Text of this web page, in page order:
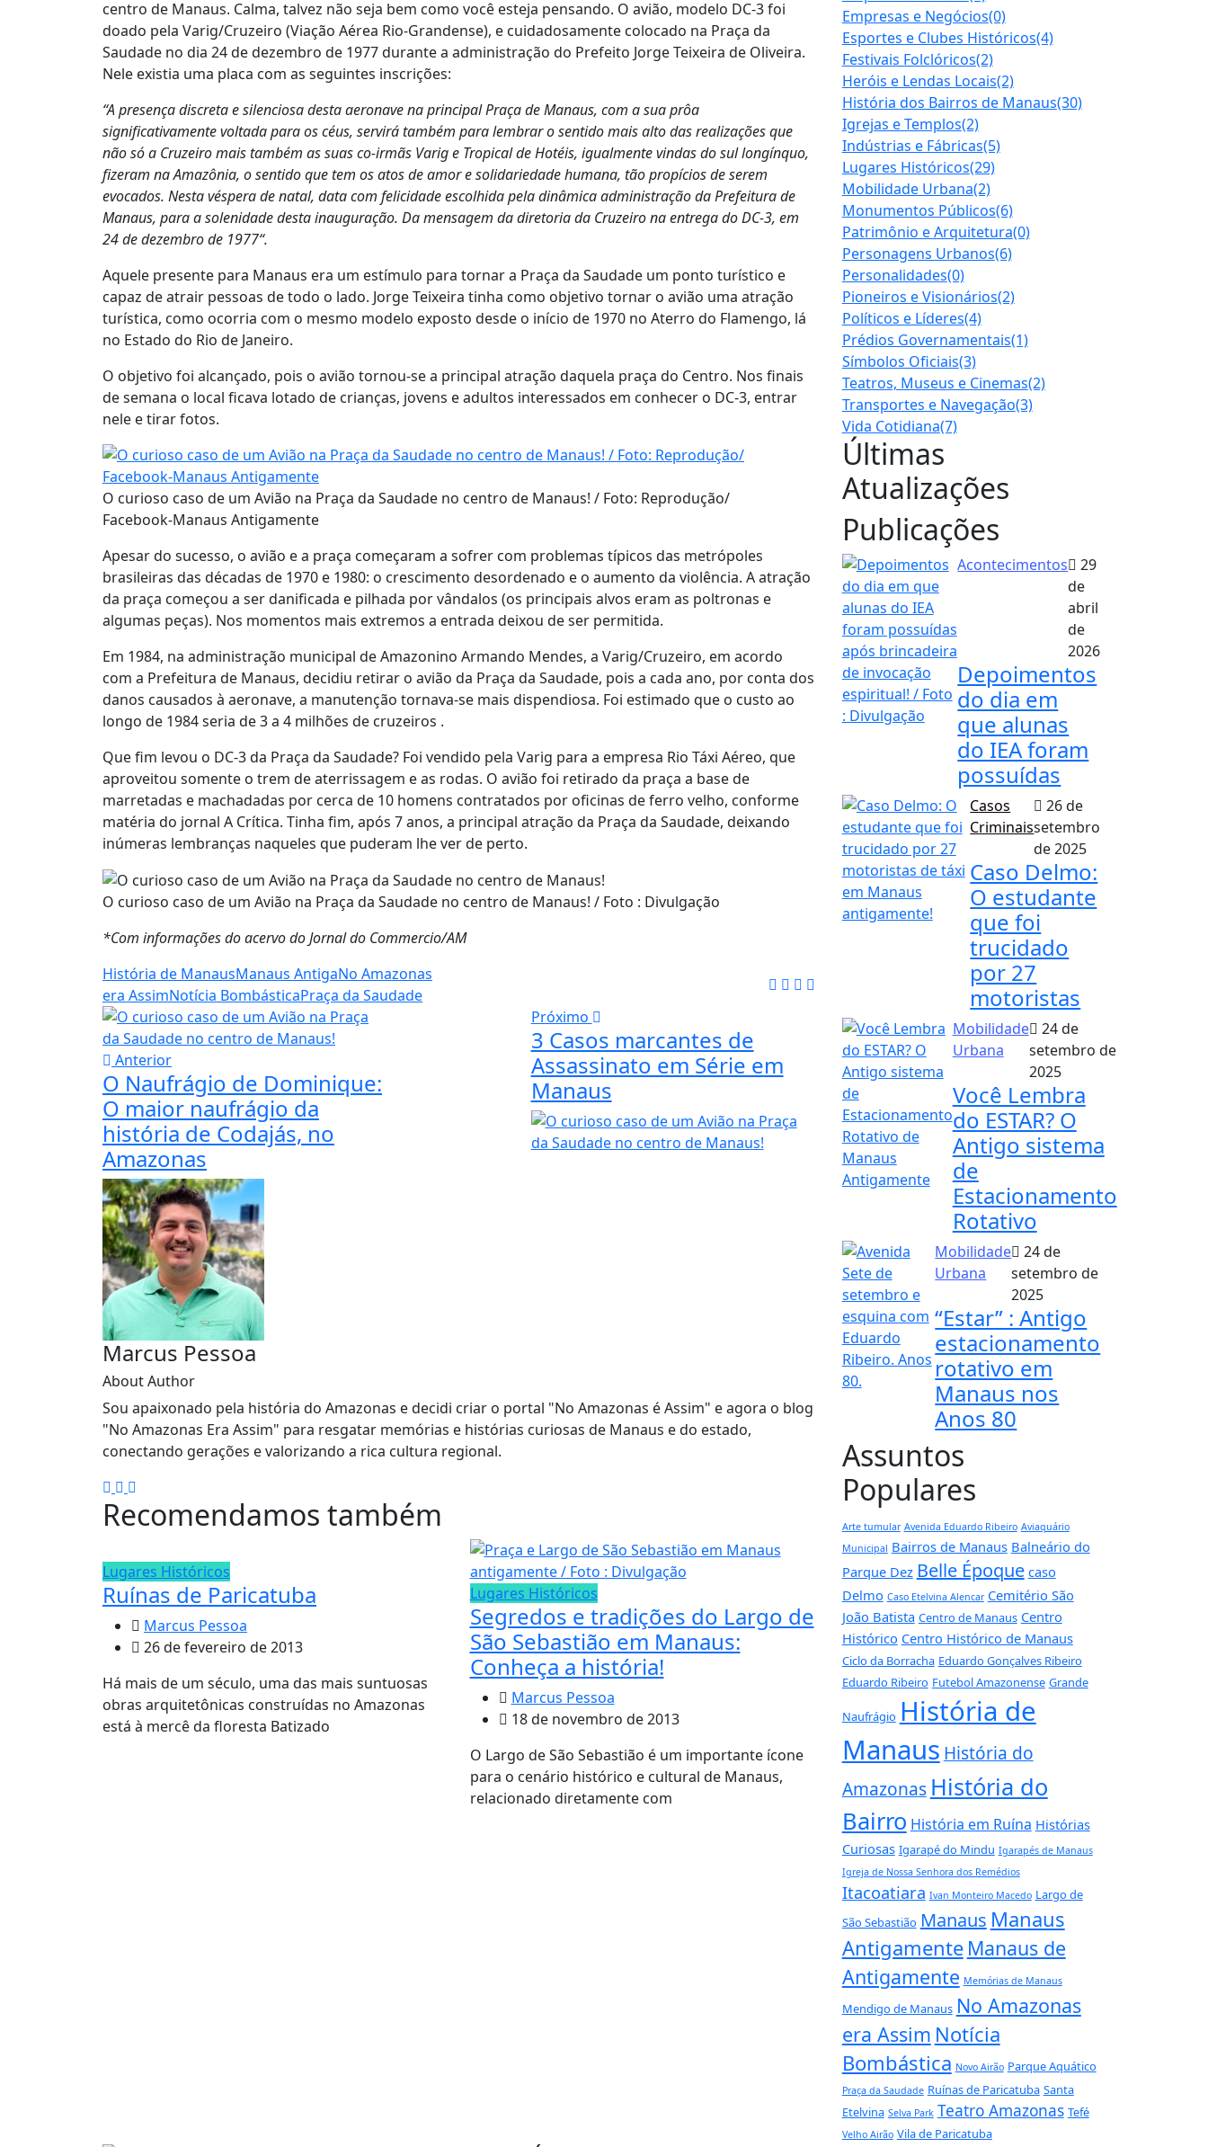
centro de Manaus. Calma, talvez não seja bem como você esteja pensando. O avião, modelo DC-3 foi
doado pela Varig/Cruzeiro (Viação Aérea Rio-Grandense), e cuidadosamente colocado na Praça da
Saudade no dia 24 de dezembro de 1977 durante a administração do Prefeito Jorge Teixeira de Oliveira.
Nele existia uma placa com as seguintes inscrições:
“A presença discreta e silenciosa desta aeronave na principal Praça de Manaus, com a sua prôa
significativamente voltada para os céus, servirá também para lembrar o sentido mais alto das realizações que
não só a Cruzeiro mais também as suas co-irmãs Varig e Tropical de Hotéis, igualmente vindas do sul longínquo,
fizeram na Amazônia, o sentido que tem os atos de amor e solidariedade humana, tão propícios de serem
evocados. Nesta véspera de natal, data com felicidade escolhida pela dinâmica administração da Prefeitura de
Manaus, para a solenidade desta inauguração. Da mensagem da diretoria da Cruzeiro na entrega do DC-3, em
24 de dezembro de 1977“.
Aquele presente para Manaus era um estímulo para tornar a Praça da Saudade um ponto turístico e
capaz de atrair pessoas de todo o lado. Jorge Teixeira tinha como objetivo tornar o avião uma atração
turística, como ocorria com o mesmo modelo exposto desde o início de 1970 no Aterro do Flamengo, lá
no Estado do Rio de Janeiro.
O objetivo foi alcançado, pois o avião tornou-se a principal atração daquela praça do Centro. Nos finais
de semana o local ficava lotado de crianças, jovens e adultos interessados em conhecer o DC-3, entrar
nele e tirar fotos.
O curioso caso de um Avião na Praça da Saudade no centro de Manaus! / Foto: Reprodução/
Facebook-Manaus Antigamente
Apesar do sucesso, o avião e a praça começaram a sofrer com problemas típicos das metrópoles
brasileiras das décadas de 1970 e 1980: o crescimento desordenado e o aumento da violência. A atração
da praça começou a ser danificada e pilhada por vândalos (os principais alvos eram as poltronas e
algumas peças). Nos momentos mais extremos a entrada deixou de ser permitida.
Em 1984, na administração municipal de Amazonino Armando Mendes, a Varig/Cruzeiro, em acordo
com a Prefeitura de Manaus, decidiu retirar o avião da Praça da Saudade, pois a cada ano, por conta dos
danos causados à aeronave, a manutenção tornava-se mais dispendiosa. Foi estimado que o custo ao
longo de 1984 seria de 3 a 4 milhões de cruzeiros .
Que fim levou o DC-3 da Praça da Saudade? Foi vendido pela Varig para a empresa Rio Táxi Aéreo, que
aproveitou somente o trem de aterrissagem e as rodas. O avião foi retirado da praça a base de
marretadas e machadadas por cerca de 10 homens contratados por oficinas de ferro velho, conforme
matéria do jornal A Crítica. Tinha fim, após 7 anos, a principal atração da Praça da Saudade, deixando
inúmeras lembranças naqueles que puderam lhe ver de perto.
O curioso caso de um Avião na Praça da Saudade no centro de Manaus! / Foto : Divulgação
*Com informações do acervo do Jornal do Commercio/AM
História de ManausManaus AntigaNo Amazonas
era AssimNotícia BombásticaPraça da Saudade
Anterior
O Naufrágio de Dominique:
O maior naufrágio da
história de Codajás, no
Amazonas
Próximo
3 Casos marcantes de
Assassinato em Série em
Manaus
Marcus Pessoa
About Author
Sou apaixonado pela história do Amazonas e decidi criar o portal "No Amazonas é Assim" e agora o blog
"No Amazonas Era Assim" para resgatar memórias e histórias curiosas de Manaus e do estado,
conectando gerações e valorizando a rica cultura regional.
Recomendamos também
Lugares Históricos
Ruínas de Paricatuba
Marcus Pessoa
26 de fevereiro de 2013
Há mais de um século, uma das mais suntuosas
obras arquitetônicas construídas no Amazonas
está à mercê da floresta Batizado
Lugares Históricos
Segredos e tradições do Largo de
São Sebastião em Manaus:
Conheça a história!
Marcus Pessoa
18 de novembro de 2013
O Largo de São Sebastião é um importante ícone
para o cenário histórico e cultural de Manaus,
relacionado diretamente com
Empresas e Negócios(0)
Esportes e Clubes Históricos(4)
Festivais Folclóricos(2)
Heróis e Lendas Locais(2)
História dos Bairros de Manaus(30)
Igrejas e Templos(2)
Indústrias e Fábricas(5)
Lugares Históricos(29)
Mobilidade Urbana(2)
Monumentos Públicos(6)
Patrimônio e Arquitetura(0)
Personagens Urbanos(6)
Personalidades(0)
Pioneiros e Visionários(2)
Políticos e Líderes(4)
Prédios Governamentais(1)
Símbolos Oficiais(3)
Teatros, Museus e Cinemas(2)
Transportes e Navegação(3)
Vida Cotidiana(7)
Últimas
Atualizações
Publicações
Acontecimentos
29
de
abril
de
2026
Depoimentos
do dia em
que alunas
do IEA foram
possuídas
Casos
Criminais
26 de
setembro
de 2025
Caso Delmo:
O estudante
que foi
trucidado
por 27
motoristas
Mobilidade
Urbana
24 de
setembro de
2025
Você Lembra
do ESTAR? O
Antigo sistema
de
Estacionamento
Rotativo
Mobilidade
Urbana
24 de
setembro de
2025
“Estar” : Antigo
estacionamento
rotativo em
Manaus nos
Anos 80
Assuntos
Populares
Arte tumular Avenida Eduardo Ribeiro Aviaquário
Municipal Bairros de Manaus Balneário do
Parque Dez Belle Époque caso
Delmo Caso Etelvina Alencar Cemitério São
João Batista Centro de Manaus Centro
Histórico Centro Histórico de Manaus
Ciclo da Borracha Eduardo Gonçalves Ribeiro
Eduardo Ribeiro Futebol Amazonense Grande
Naufrágio História de
Manaus História do
Amazonas História do
Bairro História em Ruína Histórias
Curiosas Igarapé do Mindu Igarapés de Manaus
Igreja de Nossa Senhora dos Remédios
Itacoatiara Ivan Monteiro Macedo Largo de
São Sebastião Manaus Manaus
Antigamente Manaus de
Antigamente Memórias de Manaus
Mendigo de Manaus No Amazonas
era Assim Notícia
Bombástica Novo Airão Parque Aquático
Praça da Saudade Ruínas de Paricatuba Santa
Etelvina Selva Park Teatro Amazonas Tefé
Velho Airão Vila de Paricatuba